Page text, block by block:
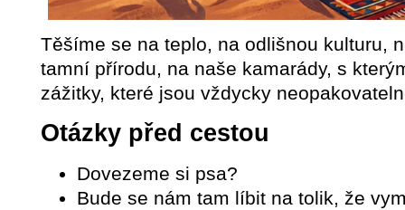
Těšíme se na teplo, na odlišnou kulturu,
tamní přírodu, na naše kamarády, s
zážitky, které jsou vždycky
Otázky před cestou
Dovezeme si psa?
Bude se nám tam líbit na tolik, že